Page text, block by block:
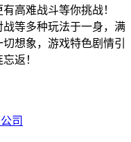
高难战斗等你挑战！
等多种玩法于一身，满
想象，游戏特色剧情引
返！
司